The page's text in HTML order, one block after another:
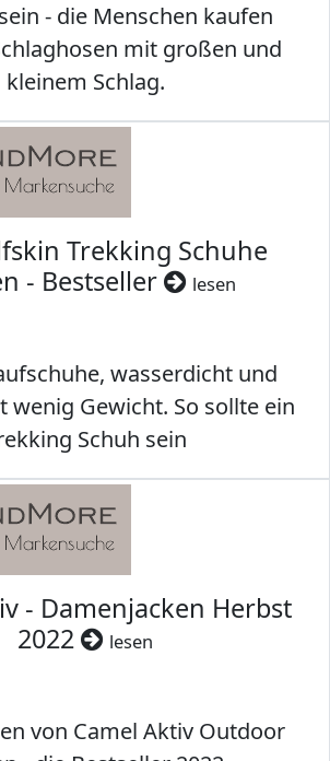
- die Menschen kaufen
mit großen und
kleinem Schlag.
Trekking Schuhe
- Bestseller
lesen
wasserdicht und
Gewicht. So sollte ein
Schuh sein
- Damenjacken Herbst
2022
lesen
von Camel Aktiv Outdoor